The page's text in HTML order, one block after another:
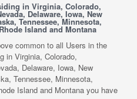
in Virginia, Colorado,
Delaware, Iowa, New
Tennessee, Minnesota,
Island and Montana
common to all Users in the
in Virginia, Colorado,
Delaware, Iowa, New
Tennessee, Minnesota,
Island and Montana you have